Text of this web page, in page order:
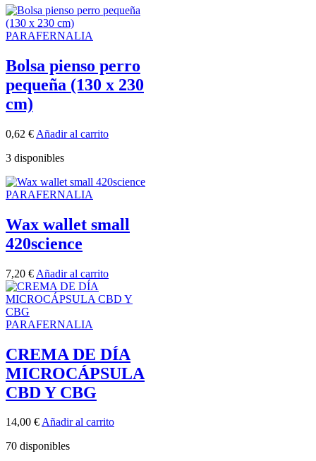
PARAFERNALIA
Bolsa pienso perro
pequeña (130 x 230
cm)
0,62 € Añadir al carrito
3 disponibles
PARAFERNALIA
Wax wallet small
420science
7,20 € Añadir al carrito
PARAFERNALIA
CREMA DE DÍA
MICROCÁPSULA
CBD Y CBG
14,00 €Añadir al carrito
70 disponibles